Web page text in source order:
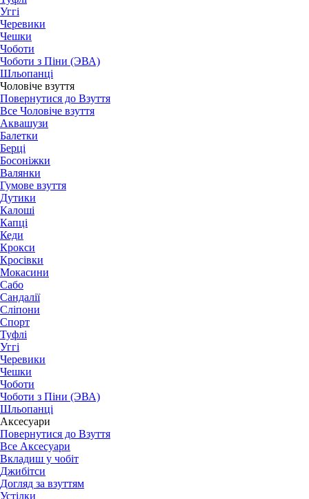
Уггі
Черевики
Чешки
Чоботи
Чоботи з Піни (ЭВА)
Шльопанці
Чоловіче взуття
Повернутися до Взуття
Все Чоловіче взуття
Аквашузи
Балетки
Берці
Босоніжки
Валянки
Гумове взуття
Дутики
Калоші
Капці
Кеди
Крокси
Кросівки
Мокасини
Сабо
Сандалії
Сліпони
Спорт
Туфлі
Уггі
Черевики
Чешки
Чоботи
Чоботи з Піни (ЭВА)
Шльопанці
Аксесуари
Повернутися до Взуття
Все Аксесуари
Вкладиш у чобіт
Джибітси
Догляд за взуттям
Устілки